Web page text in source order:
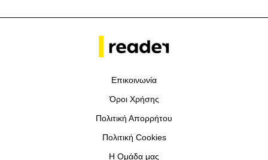
Επικοινωνία
Όροι Χρήσης
Πολιτική Απορρήτου
Πολιτική Cookies
Η Ομάδα μας